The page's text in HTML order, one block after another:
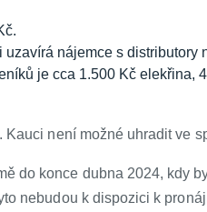
nájemce s distributory
je cca 1.500 Kč elekřina,
není možné uhradit ve
do konce dubna 2024, kdy
nebudou k dispozici k